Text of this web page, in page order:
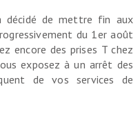
décidé de mettre fin aux
du 1eraoût
encore des prises T chez
exposez à un arrêt des
de vos services de